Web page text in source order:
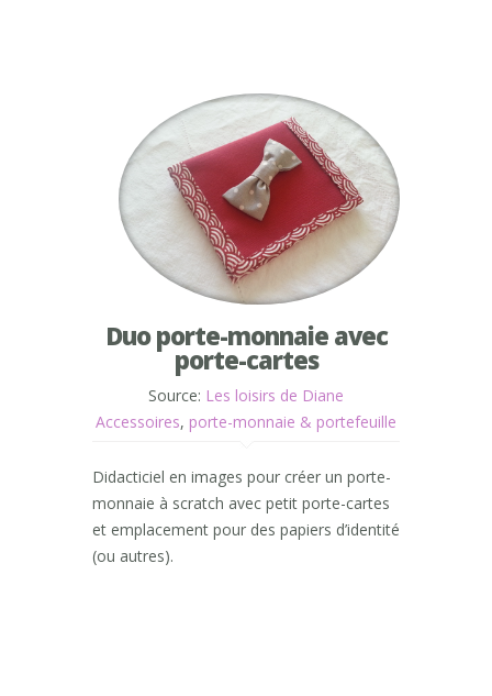
Duo porte-monnaie avec
porte-cartes
Source: Les loisirs de Diane
Accessoires, porte-monnaie & portefeuille
Didacticiel en images pour créer un porte-
monnaie à scratch avec petit porte-cartes
et emplacement pour des papiers d’identité
(ou autres).